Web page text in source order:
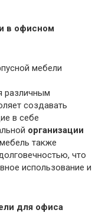
в офисном
мебели
различным
создавать
в себе
организации
также
что
использование и
для офиса